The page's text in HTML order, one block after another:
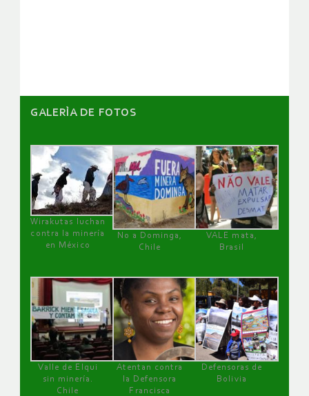
GALERÌA DE FOTOS
Wirakutas luchan
contra la minería
en México
No a Dominga,
Chile
VALE mata,
Brasil
Valle de Elqui
sin minería.
Chile
Atentan contra
la Defensora
Francisca
Defensoras de
Bolivia